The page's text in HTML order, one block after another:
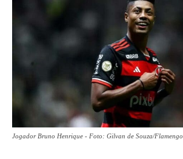
Jogador Bruno Henrique - Foto: Gilvan de Souza/Flamengo